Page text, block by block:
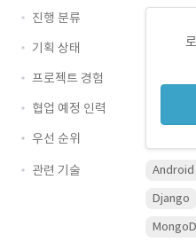
진행 분류
기획 상태
프로젝트 경험
협업 예정 인력
우선 순위
관련 기술
Android
Django